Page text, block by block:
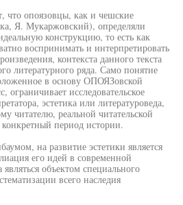
что опоязовцы, как и чешские
Я. Мукаржовский), определяли
конструкцию, то есть как
воспринимать и интерпретировать
контекста данного текста
литературного ряда. Само понятие
в основу ОПОЯЗовской
ограничивает исследовательское
эстетика или литературоведа,
читателю, реальной читательской
период истории.
на развитие эстетики является
его идей в современной
объектом специального
всего наследия